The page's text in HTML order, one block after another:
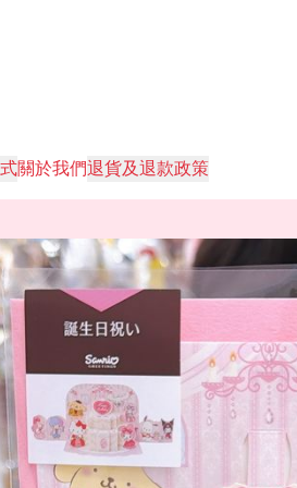
關於我們退貨及退款政策